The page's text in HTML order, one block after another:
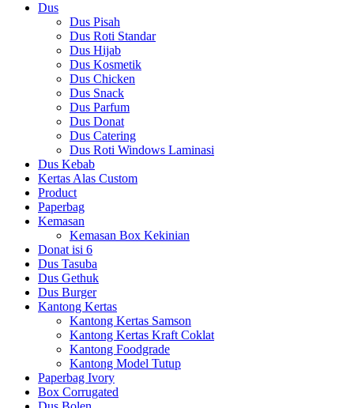
Dus
Dus Pisah
Dus Roti Standar
Dus Hijab
Dus Kosmetik
Dus Chicken
Dus Snack
Dus Parfum
Dus Donat
Dus Catering
Dus Roti Windows Laminasi
Dus Kebab
Kertas Alas Custom
Product
Paperbag
Kemasan
Kemasan Box Kekinian
Donat isi 6
Dus Tasuba
Dus Gethuk
Dus Burger
Kantong Kertas
Kantong Kertas Samson
Kantong Kertas Kraft Coklat
Kantong Foodgrade
Kantong Model Tutup
Paperbag Ivory
Box Corrugated